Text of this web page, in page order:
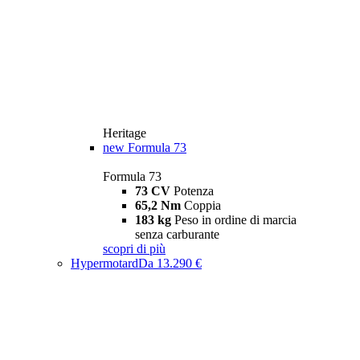
Heritage
new Formula 73
Formula 73
73 CV Potenza
65,2 Nm Coppia
183 kg Peso in ordine di marcia
senza carburante
scopri di più
HypermotardDa 13.290 €